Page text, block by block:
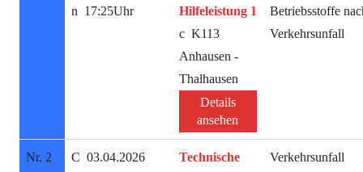
17:25Uhr
Hilfeleistung 1
K113
Anhausen -
Thalhausen
Details
ansehen
Betriebsstoffe
Verkehrsunfall
Nr. 2
03.04.2026
Technische
Verkehrsunfall